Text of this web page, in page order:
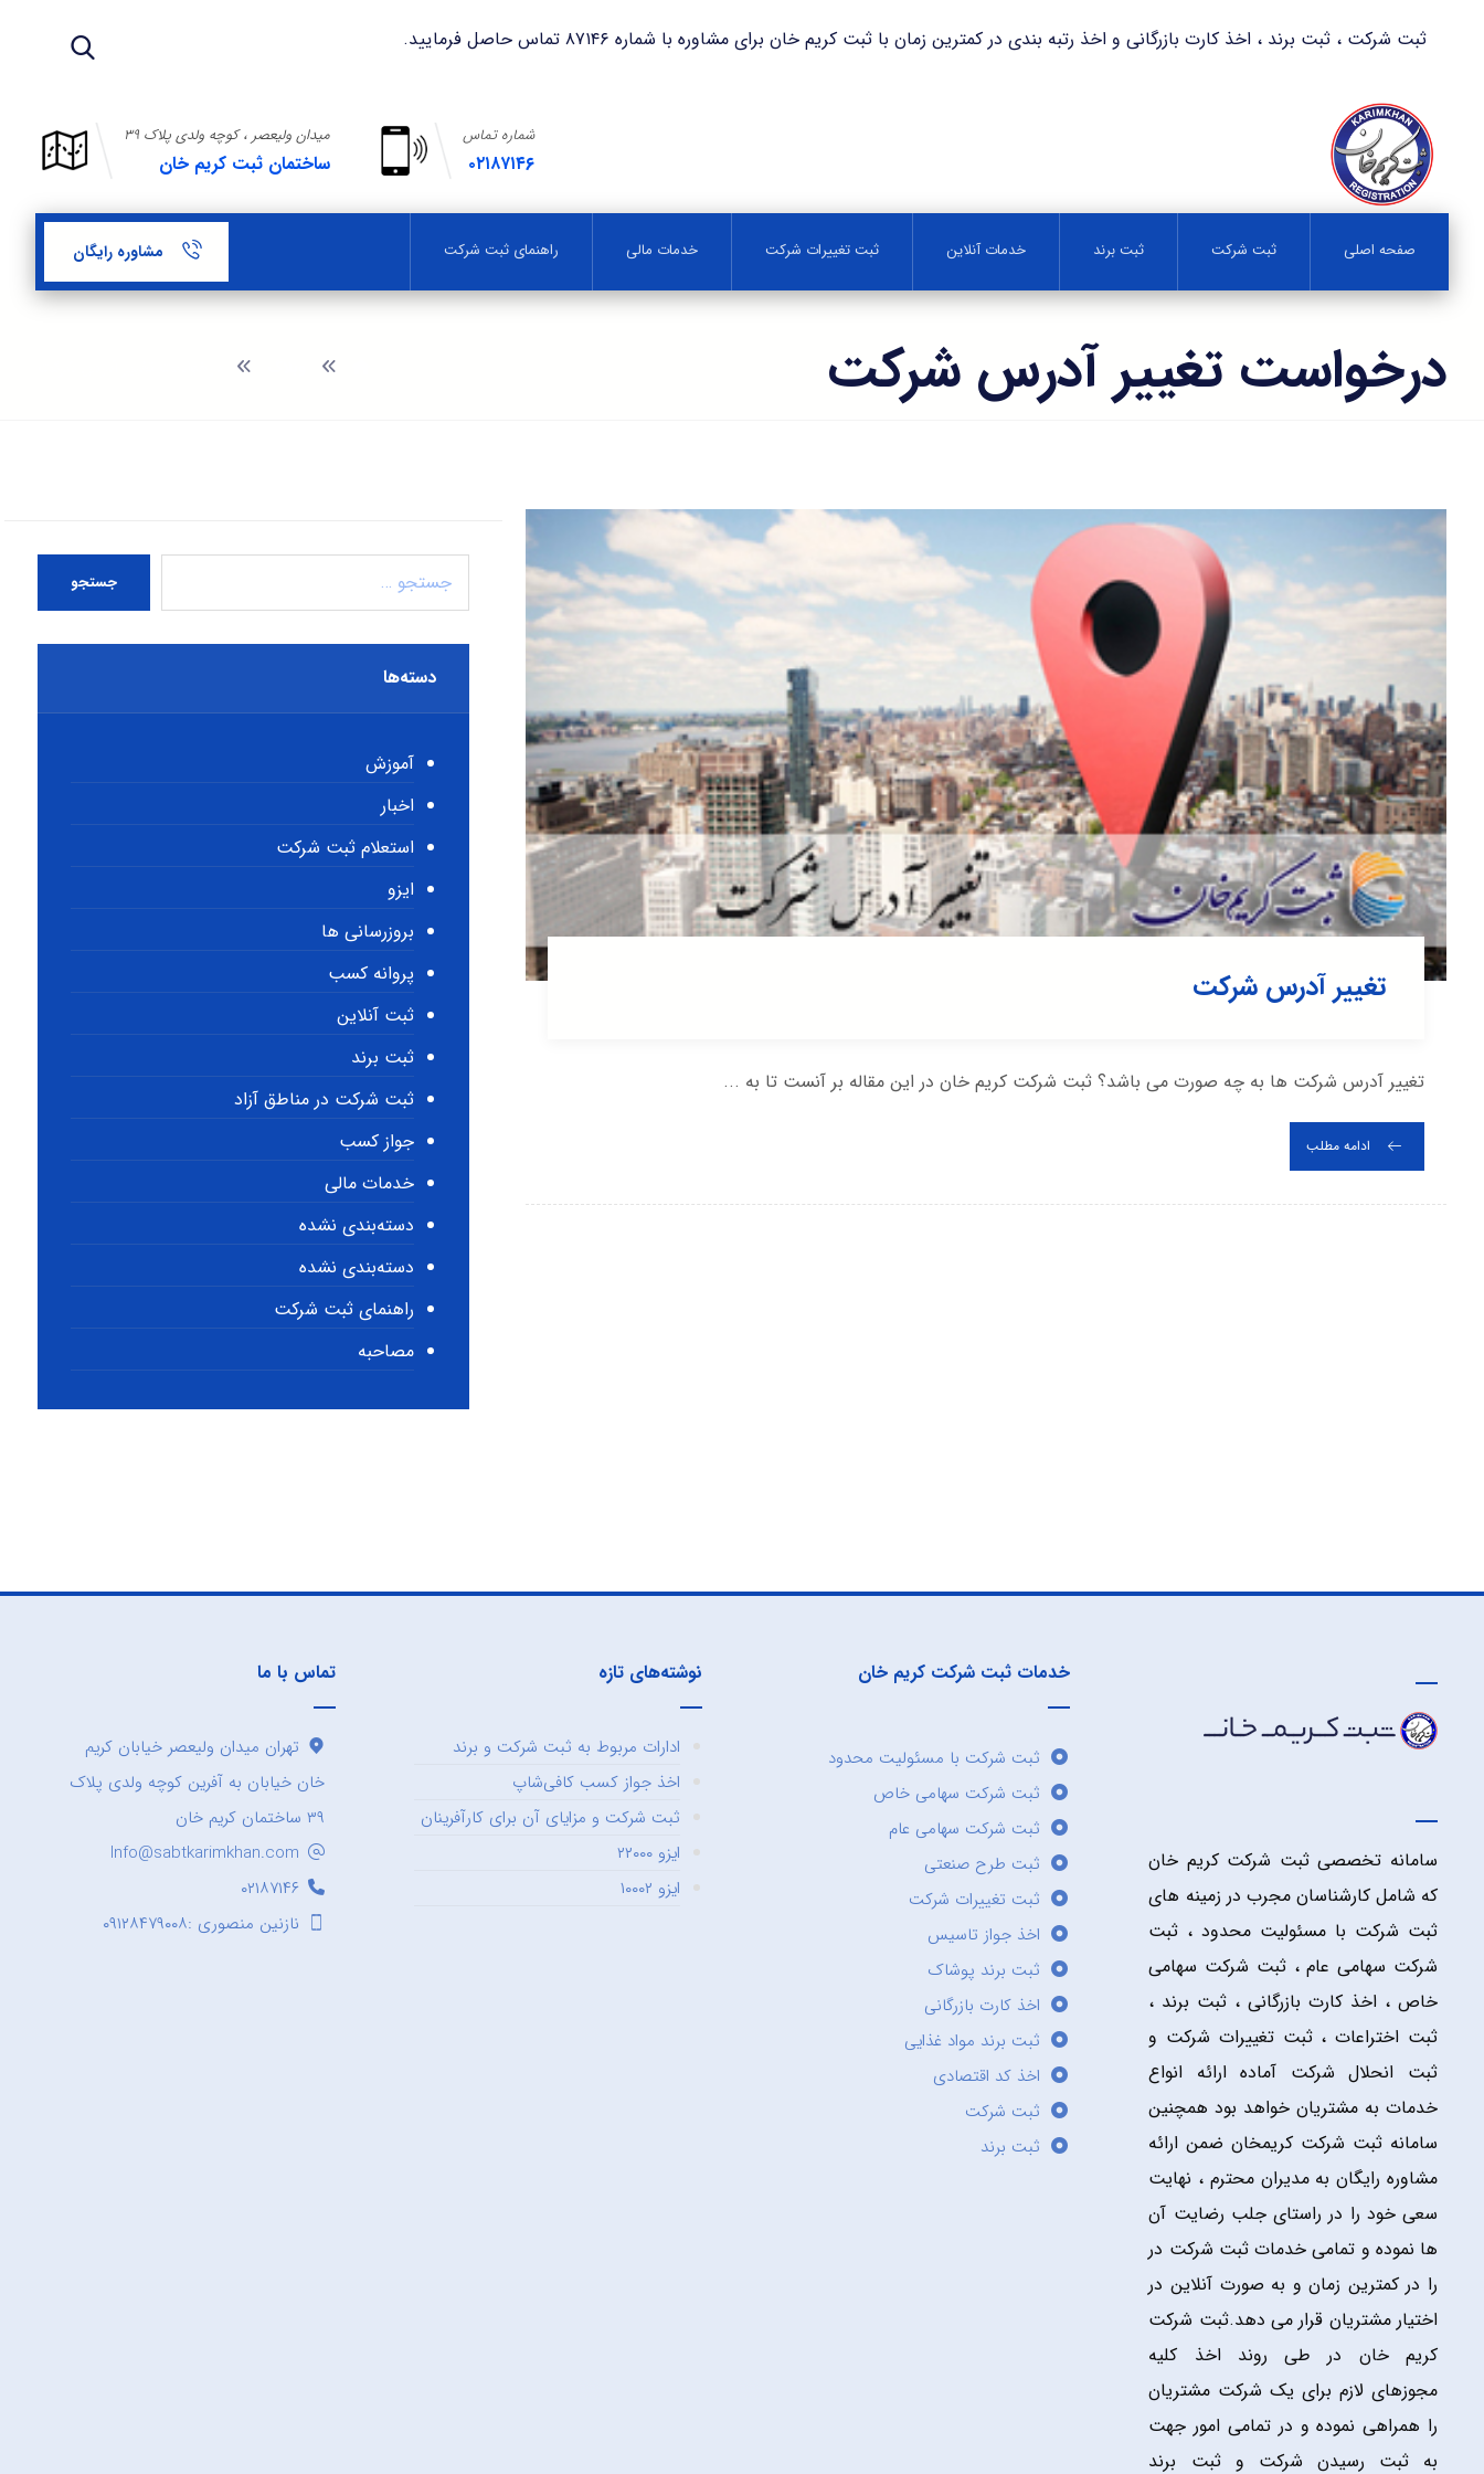
ثبت شرکت ، ثبت برند ، اخذ کارت بازرگانی و اخذ رتبه بندی در کمترین زمان با ثبت کریم خان برای مشاوره با شماره ۸۷۱۴۶ تماس حاصل فرمایید.
میدان ولیعصر ، کوچه ولدی پلاک ۳۹
ساختمان ثبت کریم خان
شماره تماس
۰۲۱۸۷۱۴۶
صفحه اصلی ثبت شرکت ثبت برند خدمات آنلاین ثبت تغییرات شرکت خدمات مالی راهنمای ثبت شرکت مشاوره رایگان
درخواست تغییر آدرس شرکت
تغییر آدرس شرکت
تغییر آدرس شرکت ها به چه صورت می باشد؟ ثبت شرکت کریم خان در این مقاله بر آنست تا به ...
ادامه مطلب
جستجو
دسته‌ها
آموزش
اخبار
استعلام ثبت شرکت
ایزو
بروزرسانی ها
پروانه کسب
ثبت آنلاین
ثبت برند
ثبت شرکت در مناطق آزاد
جواز کسب
خدمات مالی
دسته‌بندی نشده
دسته‌بندی نشده
راهنمای ثبت شرکت
مصاحبه
سامانه تخصصی ثبت شرکت کریم خان
که شامل کارشناسان مجرب در زمینه های
ثبت شرکت با مسئولیت محدود ، ثبت
شرکت سهامی عام ، ثبت شرکت سهامی
خاص ، اخذ کارت بازرگانی ، ثبت برند ،
ثبت اختراعات ، ثبت تغییرات شرکت و
ثبت انحلال شرکت آماده ارائه انواع
خدمات به مشتریان خواهد بود همچنین
سامانه ثبت شرکت کریمخان ضمن ارائه
مشاوره رایگان به مدیران محترم ، نهایت
سعی خود را در راستای جلب رضایت آن
ها نموده و تمامی خدمات ثبت شرکت در
را در کمترین زمان و به صورت آنلاین در
اختیار مشتریان قرار می دهد.ثبت شرکت
کریم خان در طی روند اخذ کلیه
مجوزهای لازم برای یک شرکت مشتریان
را همراهی نموده و در تمامی امور جهت
به ثبت رسیدن شرکت و ثبت برند
خدمات ثبت شرکت کریم خان
ثبت شرکت با مسئولیت محدود
ثبت شرکت سهامی خاص
ثبت شرکت سهامی عام
ثبت طرح صنعتی
ثبت تغییرات شرکت
اخذ جواز تاسیس
ثبت برند پوشاک
اخذ کارت بازرگانی
ثبت برند مواد غذایی
اخذ کد اقتصادی
ثبت شرکت
ثبت برند
نوشته‌های تازه
ادارات مربوط به ثبت شرکت و برند
اخذ جواز کسب کافی‌شاپ
ثبت شرکت و مزایای آن برای کارآفرینان
ایزو ۲۲۰۰۰
ایزو ۱۰۰۰۲
تماس با ما
تهران میدان ولیعصر خیابان کریم
خان خیابان به آفرین کوچه ولدی پلاک
۳۹ ساختمان کریم خان
Info@sabtkarimkhan.com
۰۲۱۸۷۱۴۶
نازنین منصوری :۰۹۱۲۸۴۷۹۰۰۸